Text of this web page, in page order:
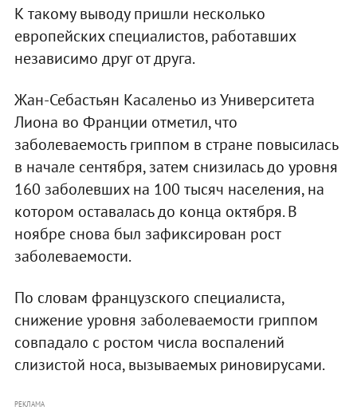
К такому выводу пришли несколько
европейских специалистов, работавших
независимо друг от друга.
Жан-Себастьян Касаленьо из Университета
Лиона во Франции отметил, что
заболеваемость гриппом в стране повысилась
в начале сентября, затем снизилась до уровня
160 заболевших на 100 тысяч населения, на
котором оставалась до конца октября. В
ноябре снова был зафиксирован рост
заболеваемости.
По словам французского специалиста,
снижение уровня заболеваемости гриппом
совпадало с ростом числа воспалений
слизистой носа, вызываемых риновирусами.
РЕКЛАМА